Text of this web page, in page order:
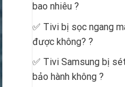
bao nhiêu ?
✅ Tivi bị sọc ngang
được không? ?
✅ Tivi Samsung bị
bảo hành không ?